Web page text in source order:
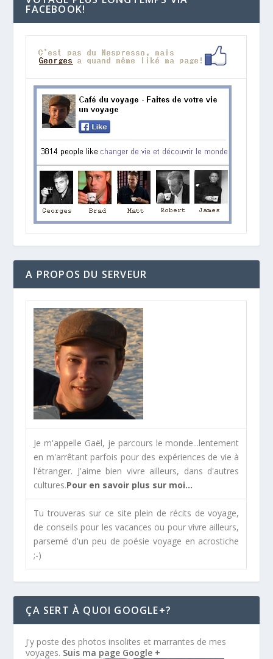
FACEBOOK!
A PROPOS DU SERVEUR
Je m'appelle Gaël, je parcours le monde...lentement
en m'arrêtant parfois pour des expériences de vie à
l'étranger. J'aime bien vivre ailleurs, dans d'autres
cultures.Pour en savoir plus sur moi...
Tu trouveras sur ce site plein de récits de voyage,
de conseils pour les vacances ou pour vivre ailleurs,
parsemé d'un peu de poésie voyage en acrostiche
;-)
ÇA SERT À QUOI GOOGLE+?
J'y poste des photos insolites et marrantes de mes
voyages. Suis ma page Google +